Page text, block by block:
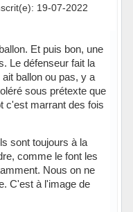
19-07-2022
Et puis bon, une
Le défenseur fait la
ballon ou pas, y a
sous prétexte que
c'est marrant des fois
sont toujours à la
comme le font les
Nous on ne
C'est à l'image de